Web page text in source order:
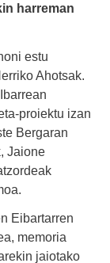
harreman
estu
Ahotsak.
proiektu izan
Bergaran
Jaione
Eibartarren
memoria
jaiotako